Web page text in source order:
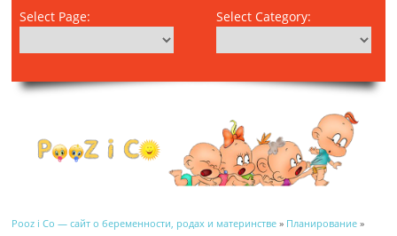
Select Page: Select Category:
Pooz i Co — сайт о беременности, родах и материнстве » Планирование »